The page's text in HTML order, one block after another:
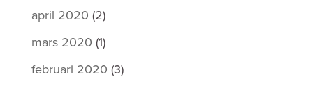
april 2020 (2)
mars 2020 (1)
februari 2020 (3)